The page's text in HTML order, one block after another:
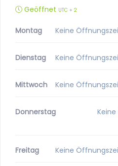
Geöffnet UTC + 2
Montag Keine
Dienstag Keine
Mittwoch Keine
Donnerstag
Freitag Keine